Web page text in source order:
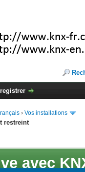
› Vos installations
restreint
avec